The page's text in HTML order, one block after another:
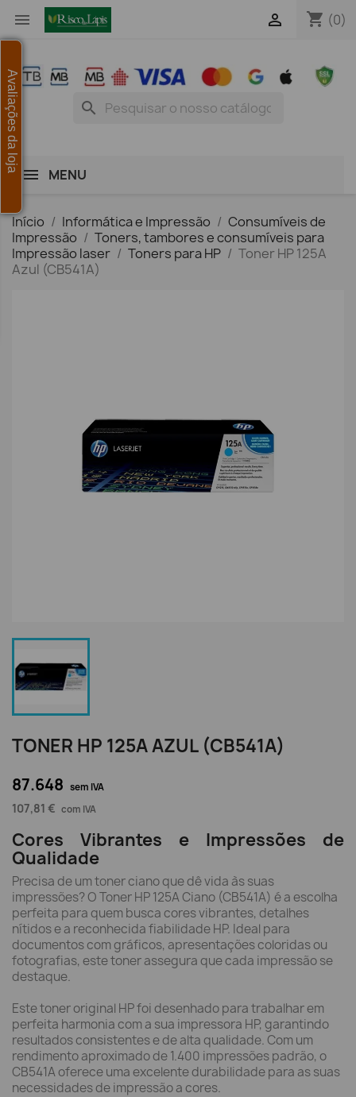
 shopping_cart (0)

search
MENU
Início Informática e Impressão
Consumíveis de
Impressão
Toners, tambores e consumíveis para
Impressão laser
Toners para HP
Toner HP 125A
Azul (CB541A)
TONER HP 125A AZUL (CB541A)
87.648 sem IVA
107,81 € com IVA
Cores Vibrantes e Impressões de
Qualidade
Precisa de um toner ciano que dê vida às suas
impressões? O Toner HP 125A Ciano (CB541A) é a escolha
perfeita para quem busca cores vibrantes, detalhes
nítidos e a reconhecida fiabilidade HP. Ideal para
documentos com gráficos, apresentações coloridas ou
fotografias, este toner assegura que cada impressão se
destaque.
Este toner original HP foi desenhado para trabalhar em
perfeita harmonia com a sua impressora HP, garantindo
resultados consistentes e de alta qualidade. Com um
rendimento aproximado de 1.400 impressões padrão, o
CB541A oferece uma excelente durabilidade para as suas
necessidades de impressão a cores.
Avaliações da loja